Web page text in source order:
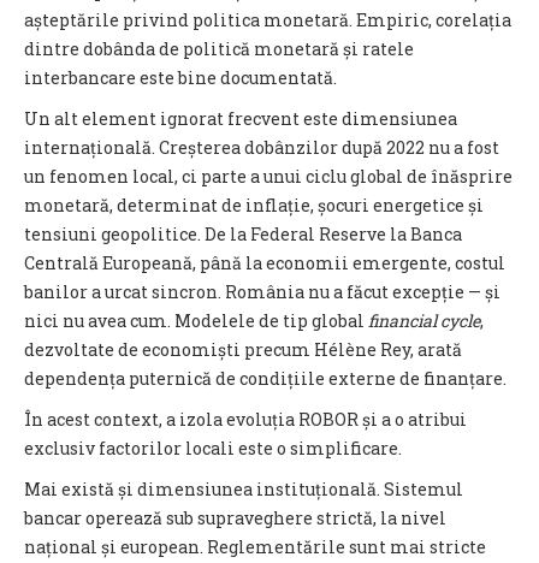
așteptările privind politica monetară. Empiric, corelația
dintre dobânda de politică monetară și ratele
interbancare este bine documentată.
Un alt element ignorat frecvent este dimensiunea
internațională. Creșterea dobânzilor după 2022 nu a fost
un fenomen local, ci parte a unui ciclu global de înăsprire
monetară, determinat de inflație, șocuri energetice și
tensiuni geopolitice. De la Federal Reserve la Banca
Centrală Europeană, până la economii emergente, costul
banilor a urcat sincron. România nu a făcut excepție — și
nici nu avea cum. Modelele de tip global financial cycle,
dezvoltate de economiști precum Hélène Rey, arată
dependența puternică de condițiile externe de finanțare.
În acest context, a izola evoluția ROBOR și a o atribui
exclusiv factorilor locali este o simplificare.
Mai există și dimensiunea instituțională. Sistemul
bancar operează sub supraveghere strictă, la nivel
național și european. Reglementările sunt mai stricte